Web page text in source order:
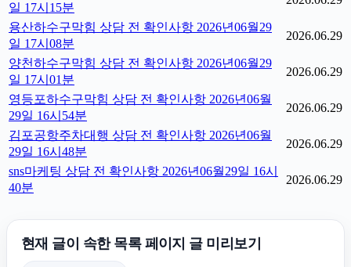
일 17시15분
용산하수구막힘 상담 전 확인사항 2026년06월29
일 17시08분
2026.06.29
양천하수구막힘 상담 전 확인사항 2026년06월29
일 17시01분
2026.06.29
영등포하수구막힘 상담 전 확인사항 2026년06월
29일 16시54분
2026.06.29
김포공항주차대행 상담 전 확인사항 2026년06월
29일 16시48분
2026.06.29
sns마케팅 상담 전 확인사항 2026년06월29일 16시
40분
2026.06.29
현재 글이 속한 목록 페이지 글 미리보기